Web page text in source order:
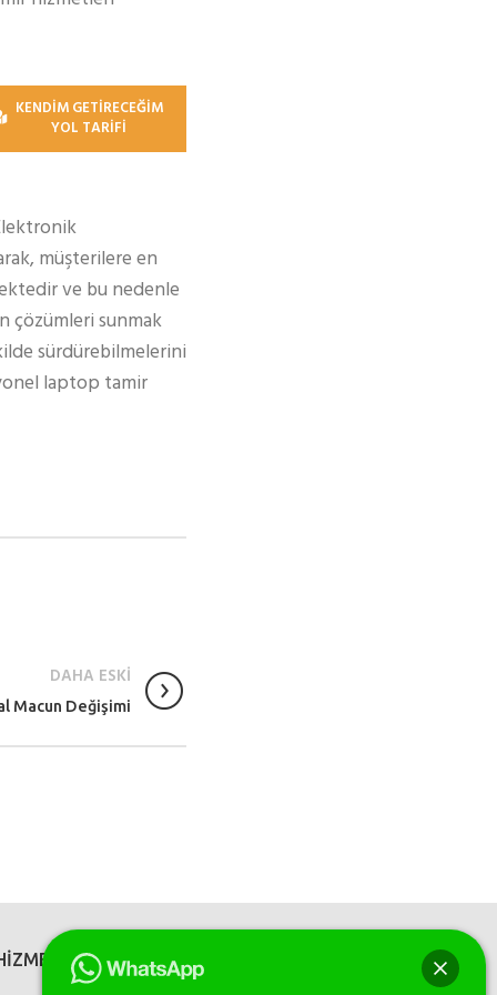
KENDİM GETİRECEĞİM
YOL TARİFİ
müşterilere en
ve bu nedenle
çözümleri sunmak
sürdürebilmelerini
laptop tamir
DAHA ESKİ
Macun Değişimi